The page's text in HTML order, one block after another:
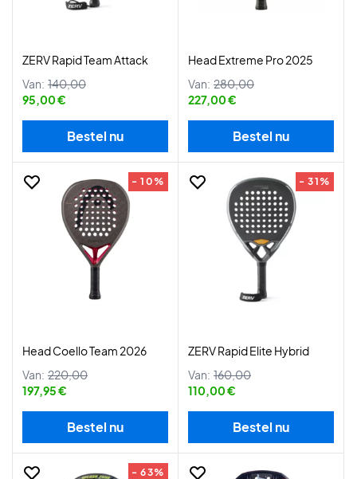
ZERV Rapid Team Attack
Van: 140,00
95,00 €
Bestel nu
Head Extreme Pro 2025
Van: 280,00
227,00 €
Bestel nu
- 10%
Head Coello Team 2026
Van: 220,00
197,95 €
Bestel nu
- 31%
ZERV Rapid Elite Hybrid
Van: 160,00
110,00 €
Bestel nu
- 63%